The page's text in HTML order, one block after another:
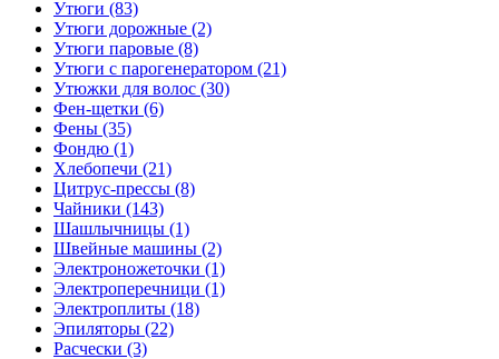
Утюги (83)
Утюги дорожные (2)
Утюги паровые (8)
Утюги с парогенератором (21)
Утюжки для волос (30)
Фен-щетки (6)
Фены (35)
Фондю (1)
Хлебопечи (21)
Цитрус-прессы (8)
Чайники (143)
Шашлычницы (1)
Швейные машины (2)
Электроножеточки (1)
Электроперечници (1)
Электроплиты (18)
Эпиляторы (22)
Расчески (3)